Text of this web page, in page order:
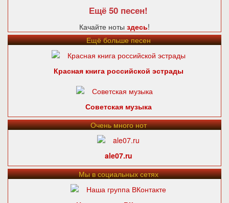
Ещё 50 песен!
Качайте ноты здесь!
Ещё больше песен
Красная книга российской эстрады
Советская музыка
Очень много нот
ale07.ru
Мы в социальных сетях